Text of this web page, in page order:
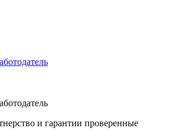
и гарантии проверенные